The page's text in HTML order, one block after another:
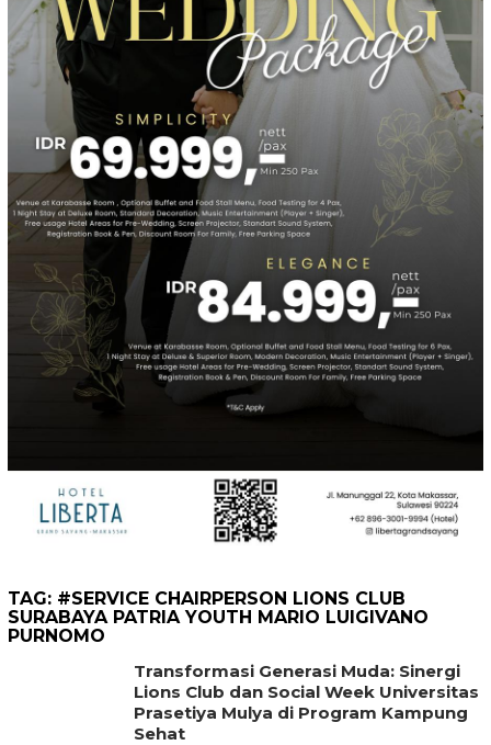
TAG: #SERVICE CHAIRPERSON LIONS CLUB
SURABAYA PATRIA YOUTH MARIO LUIGIVANO
PURNOMO
Transformasi Generasi Muda: Sinergi
Lions Club dan Social Week Universitas
Prasetiya Mulya di Program Kampung
Sehat